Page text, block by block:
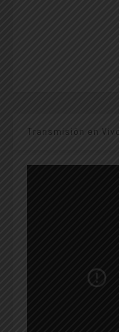
Transmisión en Vivo